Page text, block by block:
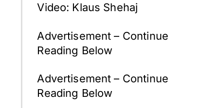
Video: Klaus Shehaj
Advertisement – Continue
Reading Below
Advertisement – Continue
Reading Below